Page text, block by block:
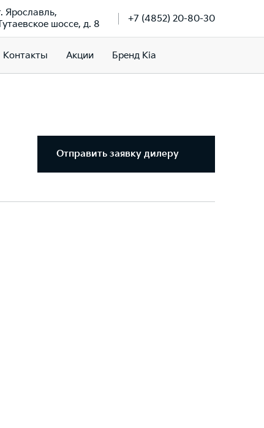
Ярославль,
шоссе, д. 8
+7 (4852) 20-80-30
Контакты Акции Бренд Kia
Отправить заявку дилеру